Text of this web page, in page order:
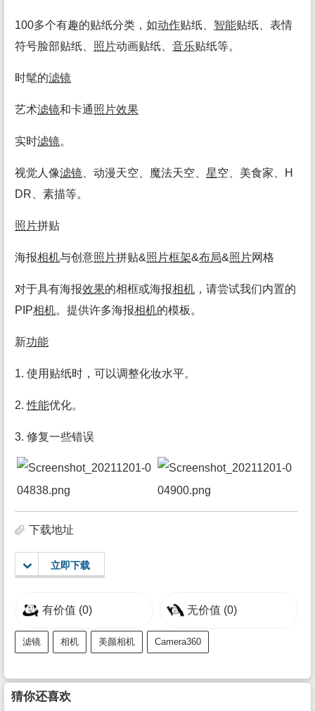
100多个有趣的贴纸分类，如动作贴纸、 智能贴纸、表情
符号脸部贴纸、 照片动画贴纸、 音乐贴纸等。
时髦的滤镜
艺术滤镜和卡通照片效果
实时滤镜。
视觉人像滤镜 、动漫天空、魔法天空、 星空、美食家、H
DR、素描等。
照片拼贴
海报相机与创意照片拼贴&照片框架&布局&照片网格
对于具有海报效果的相框或海报相机 ，请尝试我们内置的
PIP相机。提供许多海报相机的模板。
新功能
1. 使用贴纸时，可以调整化妆水平。
2.性能优化。
3. 修复一些错误
下载地址
立即下载
有价值 (0) 无价值 (0)
滤镜 相机 美颜相机 Camera360
猜你还喜欢